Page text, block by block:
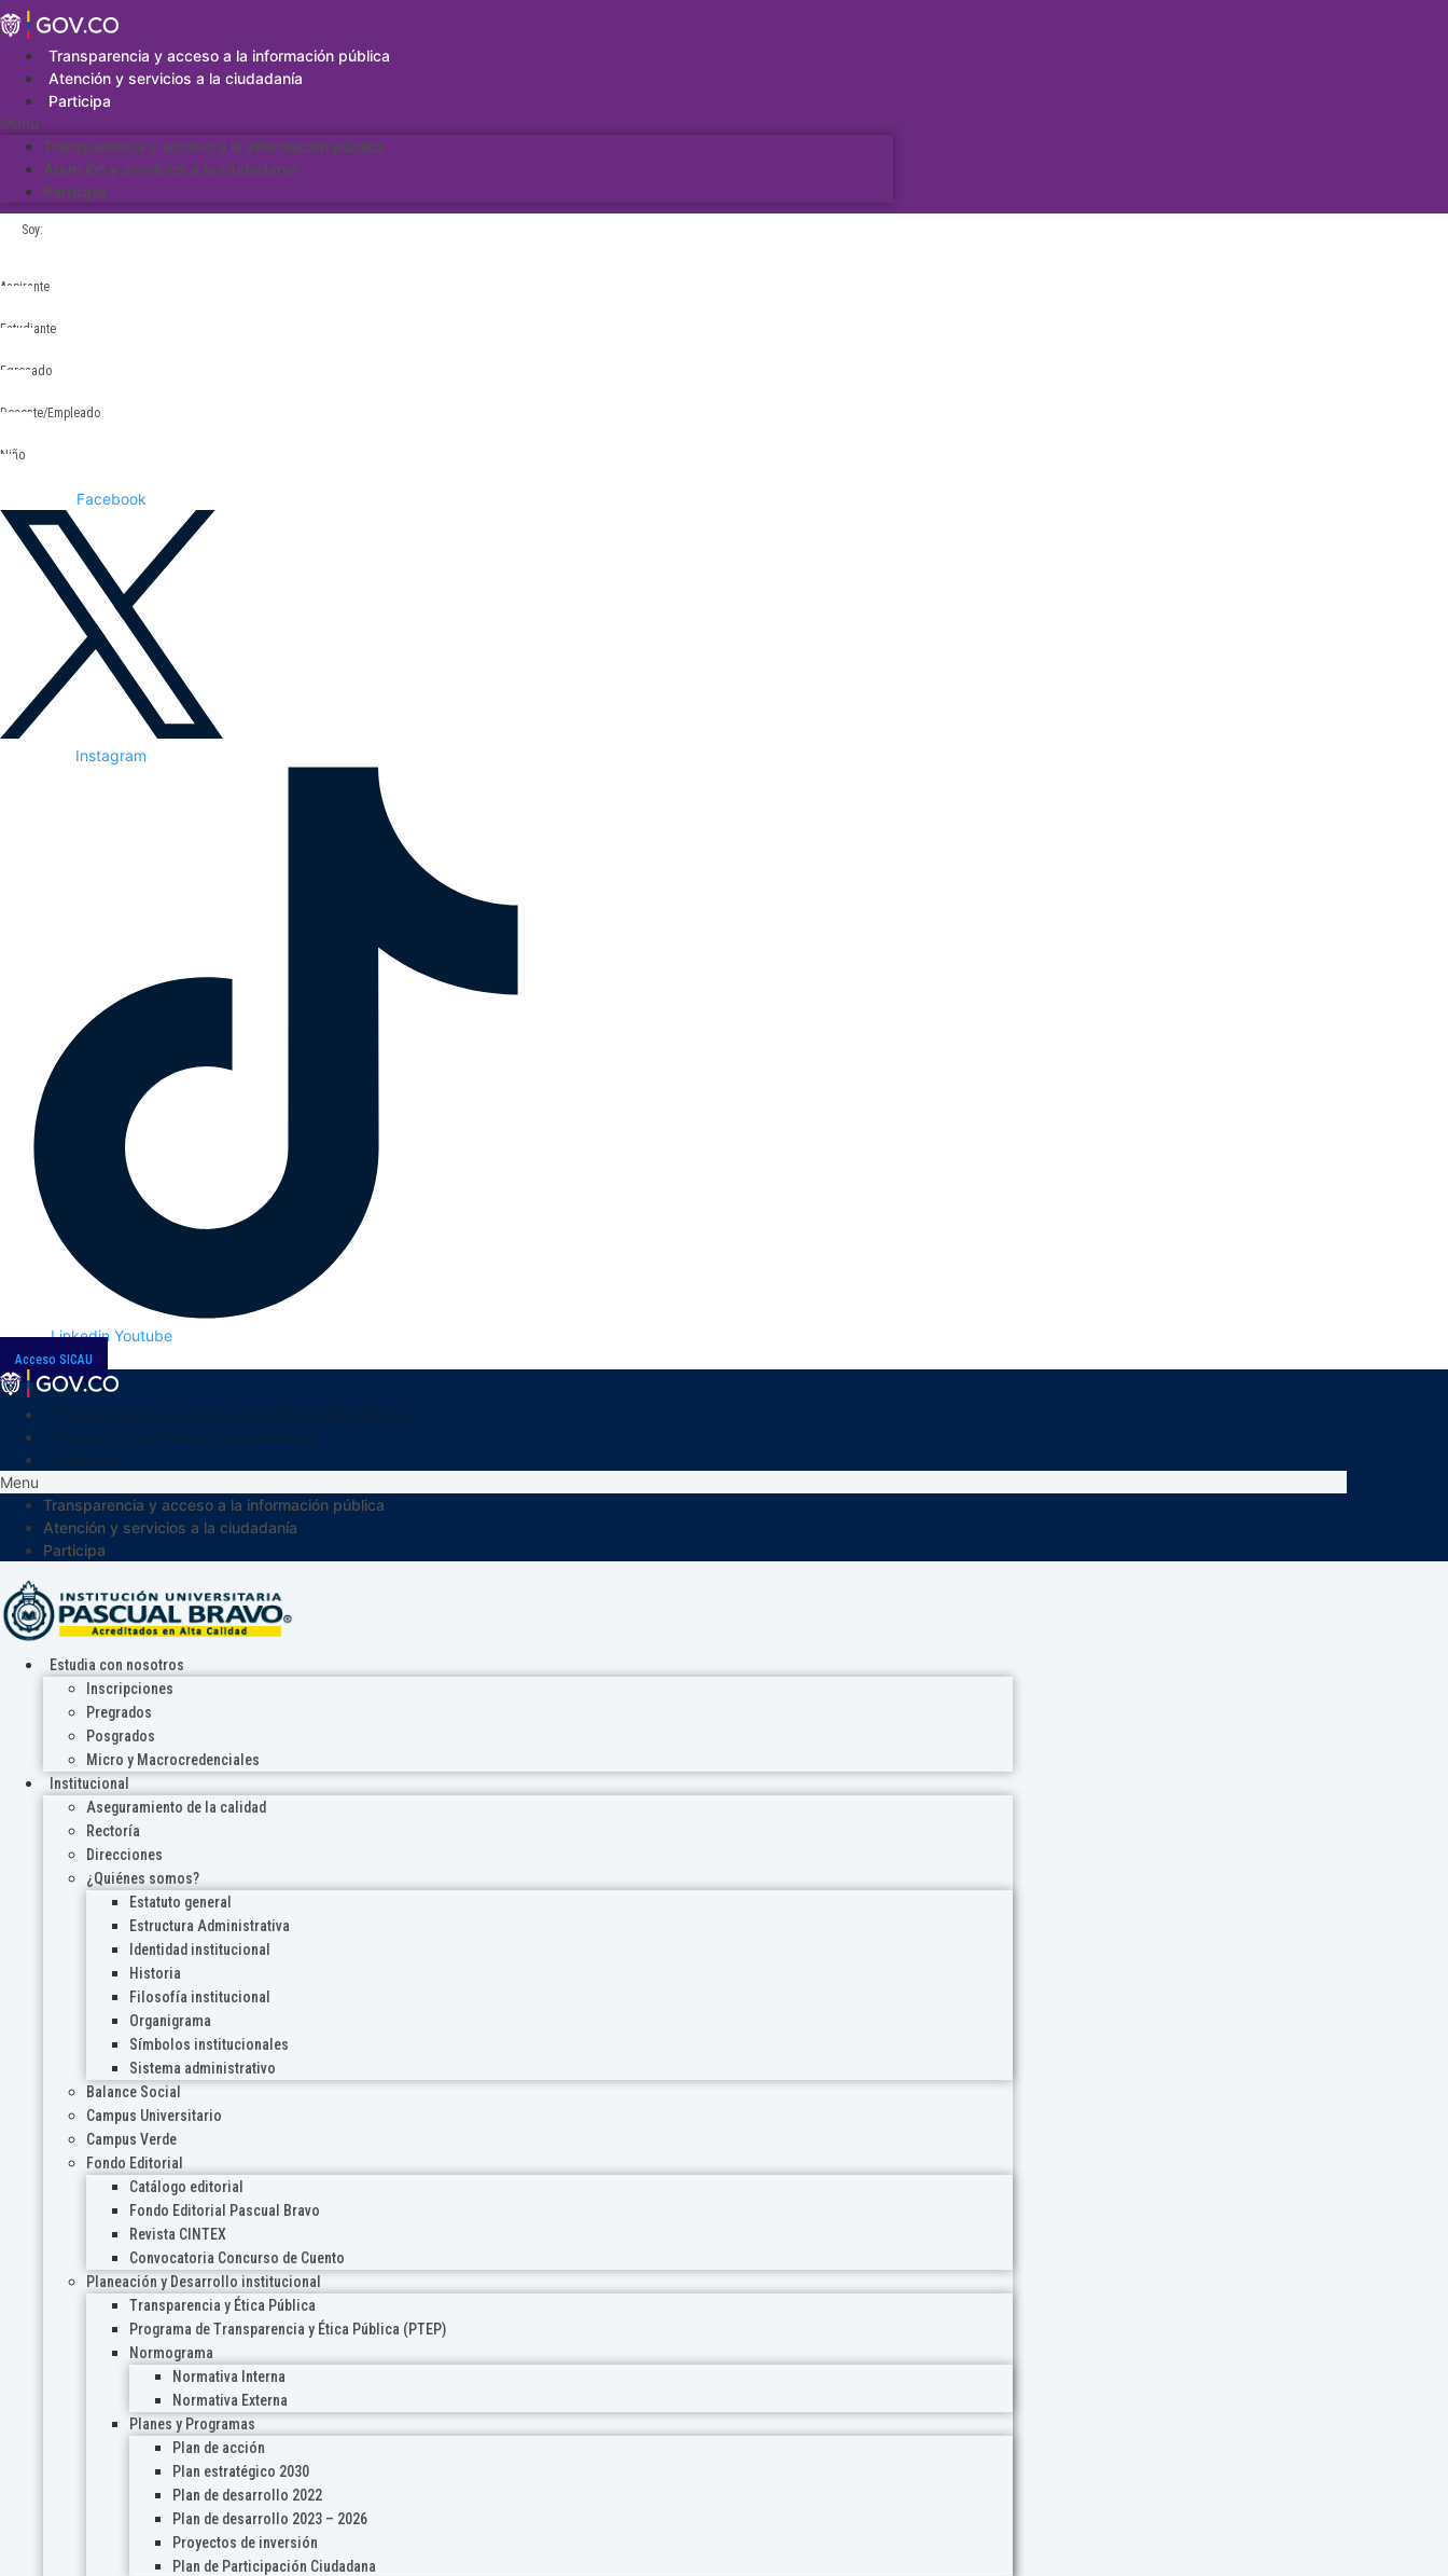
Saltar
al
contenidoTransparencia y acceso a la información pública
Atención y servicios a la ciudadanía
Participa
Menu
Transparencia y acceso a la información pública
Atención y servicios a la ciudadanía
Participa
Soy:
Aspirante
Estudiante
Egresado
Docente/Empleado
Niño
Facebook
Instagram
Linkedin Youtube
Acceso SICAU
Menu
Transparencia y acceso a la información pública
Atención y servicios a la ciudadanía
Participa
Estudia con nosotros
Inscripciones
Pregrados
Posgrados
Micro y Macrocredenciales
Institucional
Aseguramiento de la calidad
Rectoría
Direcciones
¿Quiénes somos?
Estatuto general
Estructura Administrativa
Identidad institucional
Historia
Filosofía institucional
Organigrama
Símbolos institucionales
Sistema administrativo
Balance Social
Campus Universitario
Campus Verde
Fondo Editorial
Catálogo editorial
Fondo Editorial Pascual Bravo
Revista CINTEX
Convocatoria Concurso de Cuento
Planeación y Desarrollo institucional
Transparencia y Ética Pública
Programa de Transparencia y Ética Pública (PTEP)
Normograma
Normativa Interna
Normativa Externa
Planes y Programas
Plan de acción
Plan estratégico 2030
Plan de desarrollo 2022
Plan de desarrollo 2023 – 2026
Proyectos de inversión
Plan de Participación Ciudadana